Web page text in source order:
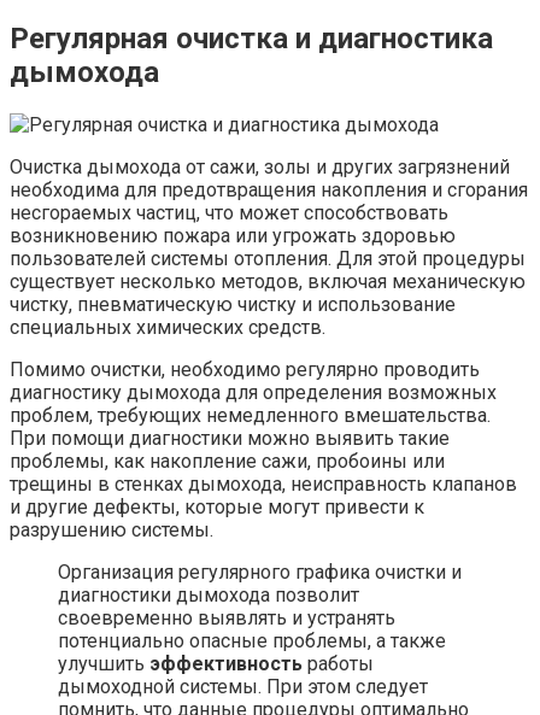
Регулярная очистка и диагностика
дымохода
Очистка дымохода от сажи, золы и других загрязнений
необходима для предотвращения накопления и сгорания
несгораемых частиц, что может способствовать
возникновению пожара или угрожать здоровью
пользователей системы отопления. Для этой процедуры
существует несколько методов, включая механическую
чистку, пневматическую чистку и использование
специальных химических средств.
Помимо очистки, необходимо регулярно проводить
диагностику дымохода для определения возможных
проблем, требующих немедленного вмешательства.
При помощи диагностики можно выявить такие
проблемы, как накопление сажи, пробоины или
трещины в стенках дымохода, неисправность клапанов
и другие дефекты, которые могут привести к
разрушению системы.
Организация регулярного графика очистки и
диагностики дымохода позволит
своевременно выявлять и устранять
потенциально опасные проблемы, а также
улучшить эффективность работы
дымоходной системы. При этом следует
помнить, что данные процедуры оптимально